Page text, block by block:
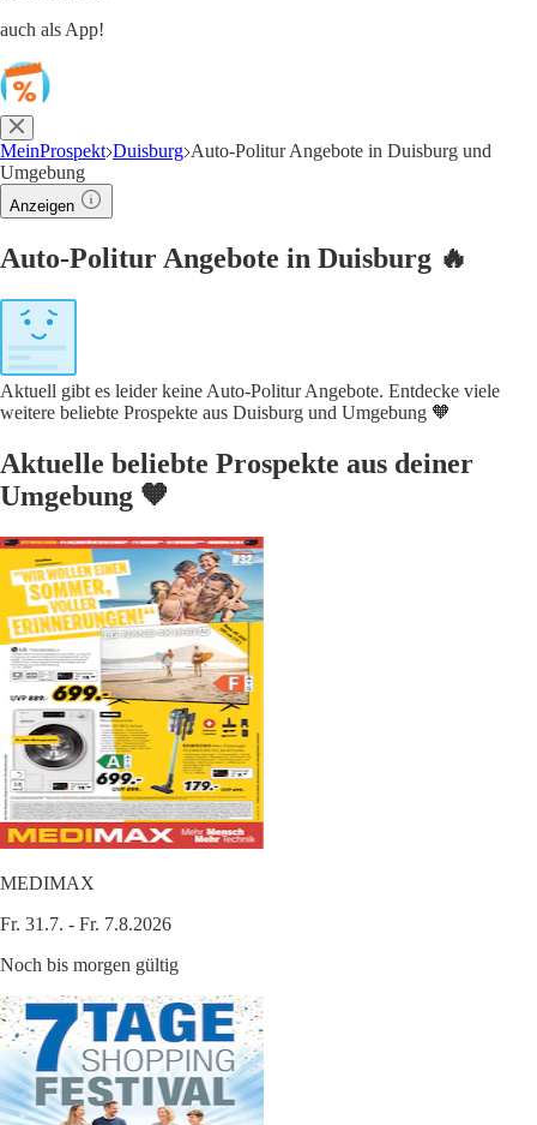
auch als App!
MeinProspekt Duisburg Auto-Politur Angebote in Duisburg und
Umgebung
Anzeigen
Auto-Politur Angebote in Duisburg 🔥
Aktuell gibt es leider keine Auto-Politur Angebote. Entdecke viele
weitere beliebte Prospekte aus Duisburg und Umgebung 🧡
Aktuelle beliebte Prospekte aus deiner
Umgebung 🧡
MEDIMAX
Fr. 31.7. - Fr. 7.8.2026
Noch bis morgen gültig